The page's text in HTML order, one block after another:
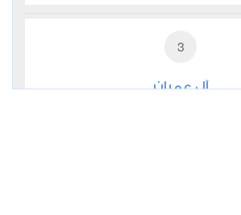
3
آل عمران